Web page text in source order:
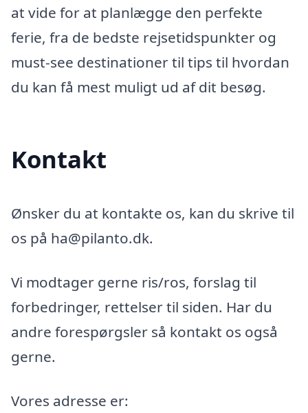
at vide for at planlægge den perfekte
ferie, fra de bedste rejsetidspunkter og
must-see destinationer til tips til hvordan
du kan få mest muligt ud af dit besøg.
Kontakt
Ønsker du at kontakte os, kan du skrive til
os på ha@pilanto.dk.
Vi modtager gerne ris/ros, forslag til
forbedringer, rettelser til siden. Har du
andre forespørgsler så kontakt os også
gerne.
Vores adresse er: